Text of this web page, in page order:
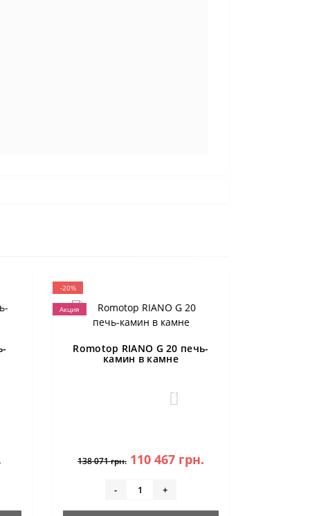
-20%
Акция
Romotop RIANO G 20 печь-
камин в камне
3
138 071 грн. 110 467 грн.
- +